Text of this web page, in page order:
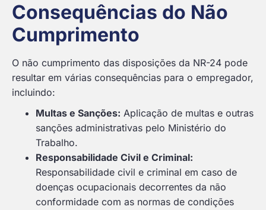
Consequências do Não
Cumprimento
O não cumprimento das disposições da NR-24 pode
resultar em várias consequências para o empregador,
incluindo:
Multas e Sanções: Aplicação de multas e outras
sanções administrativas pelo Ministério do
Trabalho.
Responsabilidade Civil e Criminal:
Responsabilidade civil e criminal em caso de
doenças ocupacionais decorrentes da não
conformidade com as normas de condições